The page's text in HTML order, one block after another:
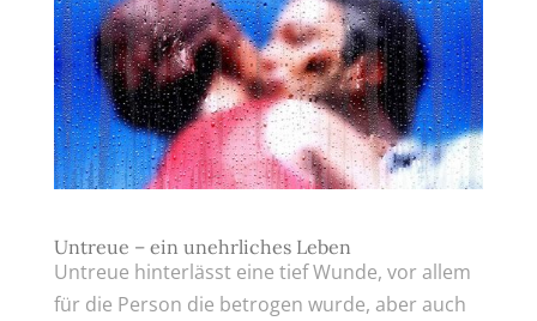
Untreue – ein unehrliches Leben
Untreue hinterlässt eine tief Wunde, vor allem
für die Person die betrogen wurde, aber auch